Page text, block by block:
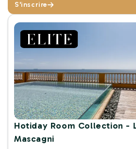
S'inscrire
Hotiday Room Collection -
Mascagni